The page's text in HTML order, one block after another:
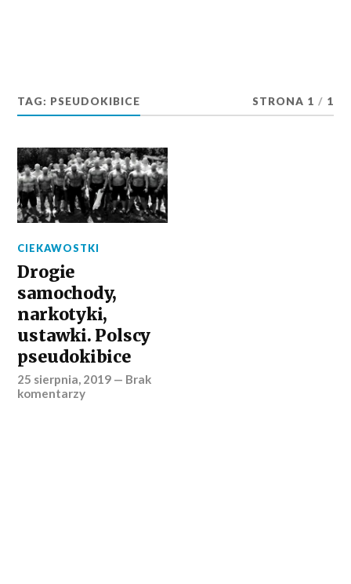
TAG: PSEUDOKIBICE STRONA 1 / 1
CIEKAWOSTKI
Drogie
samochody,
narkotyki,
ustawki. Polscy
pseudokibice
25 sierpnia, 2019 — Brak
komentarzy